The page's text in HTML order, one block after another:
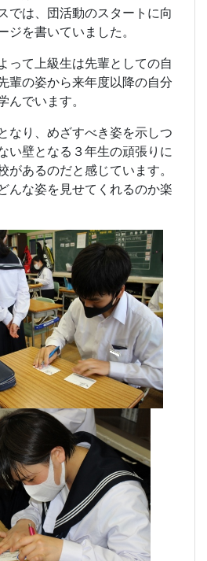
では、団活動のスタートに向
ジを書いていました。
って上級生は先輩としての自
輩の姿から来年度以降の自分
んでいます。
なり、めざすべき姿を示しつ
い壁となる３年生の頑張りに
があるのだと感じています。
んな姿を見せてくれるのか楽